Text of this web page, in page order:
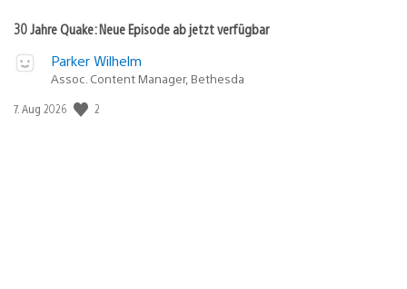
30 Jahre Quake: Neue Episode ab jetzt verfügbar
Parker Wilhelm
Assoc. Content Manager, Bethesda
Veröffentlichungsdatum:
7. Aug 2026 2